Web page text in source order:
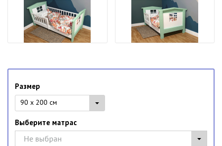
Размер
90 x 200 см
Выберите матрас
Не выбран